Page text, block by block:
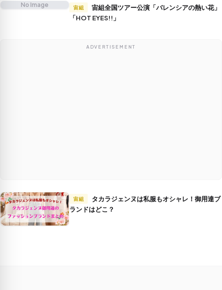
No Image 宙組
「HOT EYES!!」
ADVERTISEMENT
宙組
ランドはどこ？